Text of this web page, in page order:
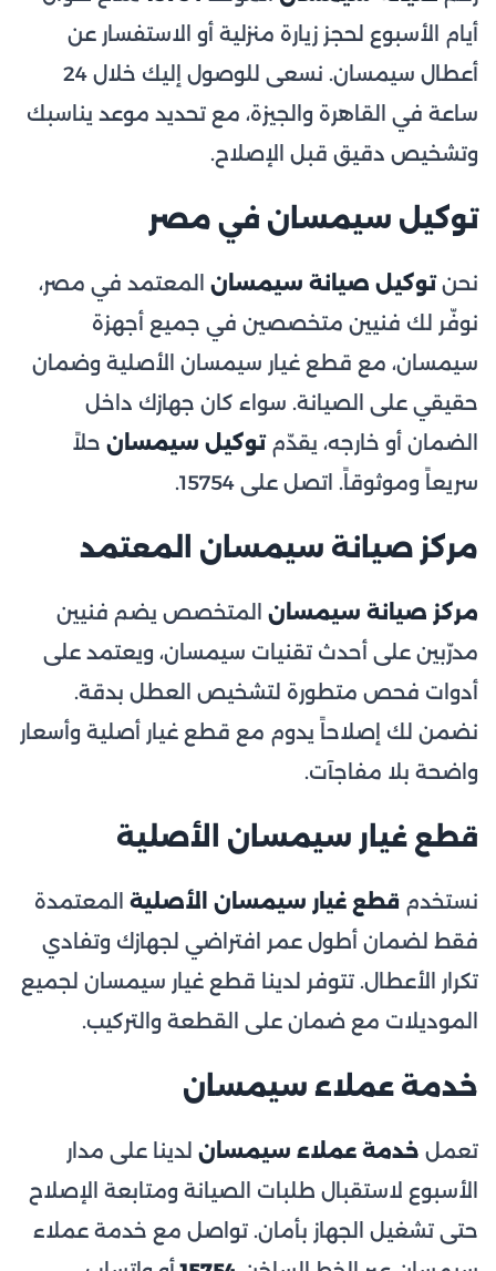
أيام الأسبوع لحجز زيارة منزلية أو الاستفسار عن
أعطال سيمسان. نسعى للوصول إليك خلال 24
ساعة في القاهرة والجيزة، مع تحديد موعد يناسبك
وتشخيص دقيق قبل الإصلاح.
توكيل سيمسان في مصر
نحنتوكيل صيانة سيمسان المعتمد في مصر،
نوفّر لك فنيين متخصصين في جميع أجهزة
سيمسان، مع قطع غيار سيمسان الأصلية وضمان
حقيقي على الصيانة. سواء كان جهازك داخل
الضمان أو خارجه، يقدّمتوكيل سيمسان حلاً
سريعاً وموثوقاً. اتصل على 15754.
مركز صيانة سيمسان المعتمد
مركز صيانة سيمسان المتخصص يضم فنيين
مدرّبين على أحدث تقنيات سيمسان، ويعتمد على
أدوات فحص متطورة لتشخيص العطل بدقة.
نضمن لك إصلاحاً يدوم مع قطع غيار أصلية وأسعار
واضحة بلا مفاجآت.
قطع غيار سيمسان الأصلية
نستخدم قطع غيار سيمسان الأصلية المعتمدة
فقط لضمان أطول عمر افتراضي لجهازك وتفادي
تكرار الأعطال. تتوفر لدينا قطع غيار سيمسان لجميع
الموديلات مع ضمان على القطعة والتركيب.
خدمة عملاء سيمسان
تعمل خدمة عملاء سيمسان لدينا على مدار
الأسبوع لاستقبال طلبات الصيانة ومتابعة الإصلاح
حتى تشغيل الجهاز بأمان. تواصل مع خدمة عملاء